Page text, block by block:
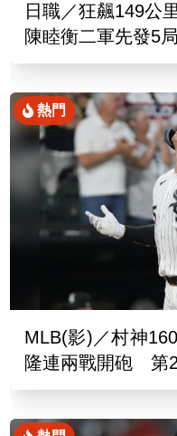
日職／狂飆149公
陳睦衡二軍先發5
熱門
MLB(影)／村神
隆連兩戰開砲 第